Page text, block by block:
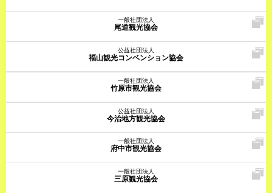
一般社団法人
尾道観光協会
公益社団法人
福山観光コンベンション協会
一般社団法人
竹原市観光協会
公益社団法人
今治地方観光協会
一般社団法人
府中市観光協会
一般社団法人
三原観光協会